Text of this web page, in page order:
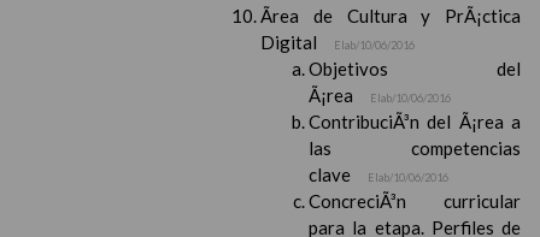
Ãrea de Cultura y PrÃ¡ctica
Digital
Elab/10/06/2016
Objetivos del
Ã¡rea
Elab/10/06/2016
ContribuciÃ³n del Ã¡rea a
las competencias
clave
Elab/10/06/2016
ConcreciÃ³n curricular
para la etapa. Perfiles de